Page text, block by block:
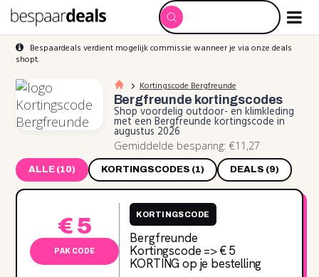
Bespaardeals verdient mogelijk commissie wanneer je via onze deals
shopt.
Kortingscode Bergfreunde
Bergfreunde kortingscodes
Shop voordelig outdoor- en klimkleding
met een Bergfreunde kortingscode in
augustus 2026
Gemiddelde besparing: €11,27
ALLE (10) KORTINGSCODES (1) DEALS (9)
€ 5
PAK CODE
KORTINGSCODE
Bergfreunde
Kortingscode => € 5
KORTING op je bestelling